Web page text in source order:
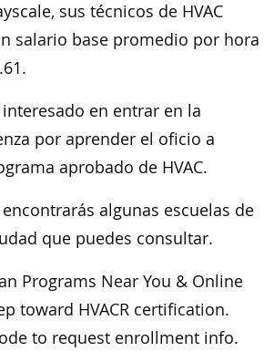
sus técnicos de HVAC
salario base promedio por hora
en entrar en la
por aprender el oficio a
aprobado de HVAC.
algunas escuelas de
que puedes consultar.
Programs Near You & Online
toward HVACR certification.
to request enrollment info.